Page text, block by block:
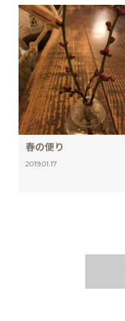
春の便り
2019.01.17